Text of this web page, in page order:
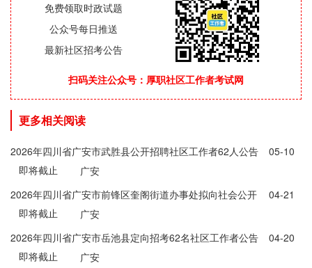
免费领取时政试题
公众号每日推送
最新社区招考公告
扫码关注公众号：厚职社区工作者考试网
更多相关阅读
2026年四川省广安市武胜县公开招聘社区工作者62人公告
05-10
即将截止
广安
2026年四川省广安市前锋区奎阁街道办事处拟向社会公开
招考6名联合党委工作人员公告
04-21
即将截止
广安
2026年四川省广安市岳池县定向招考62名社区工作者公告
04-20
即将截止
广安